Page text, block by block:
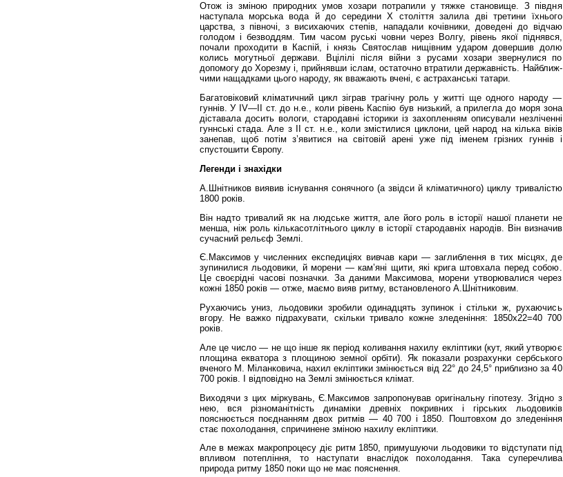
Отож із зміною природних умов хозари потрапили у тяжке становище. З півдня
наступала морська вода й до середини X століття залила дві третини їхнього
царства, з півночі, з висихаю­чих степів, нападали кочівники, до­веде­ні до відчаю
голодом і безводдям. Тим часом руські човни через Волгу, рівень якої піднявся,
почали проходити в Каспій, і князь Святослав нищівним ударом довершив долю
колись могут­ньої держави. Вцілілі після війни з русами хозари звернулися по
допомогу до Хорезму і, прийнявши іслам, оста­точно втратили державність. Найближ­
чими нащадками цього народу, як вва­жають вчені, є астраханські татари.
Багатовіковий кліматичний цикл зі­грав трагічну роль у житті ще одного народу —
гуннів. У IV—II ст. до н.е., коли рівень Каспію був низький, а прилегла до моря зона
діставала до­сить вологи, стародавні історики із за­хоп­лен­ням описували незліченні
гуннські стада. Але з II ст. н.е., ко­ли змістилися циклони, цей народ на кілька віків
занепав, щоб потім з’я­витися на світовій арені уже під іме­нем грізних гуннів і
спустошити Єв­ропу.
Легенди і знахідки
А.Шнітников виявив існування сонячного (а звідси й кліматичного) циклу тривалістю
1800 років.
Він надто тривалий як на людське жит­тя, але його роль в історії нашої пла­нети не
менша, ніж роль кількасотлітнього циклу в історії стародавніх на­родів. Він визначив
сучасний рельєф Землі.
Є.Максимов у численних експедиці­ях вивчав кари — заглиблення в тих місцях, де
зупинилися льодовики, й мо­рени — кам’яні щити, які крига штов­хала перед собою.
Це своєрідні часові позначки. За даними Максимова, мо­рени утворювалися через
кожні 1850 років — отже, маємо вияв ритму, вста­новленого А.Шнітни­ко­вим.
Рухаючись униз, льодовики зробили одинадцять зупинок і стільки ж, рухаю­чись
вгору. Не важко підрахувати, скіль­ки тривало кожне зледеніння: 1850х22=40 700
років.
Але це число — не що інше як період коливання нахилу екліптики (кут, який утворює
площина екватора з пло­щиною земної орбіти). Як показали роз­рахунки сербського
вченого М. Міланковича, нахил екліптики змінюється від 22° до 24,5° приблизно за 40
700 років. І відповідно на Землі змінюється клі­мат.
Виходячи з цих міркувань, Є.Макси­мов запропонував оригінальну гіпотезу. Згідно з
нею, вся різноманітність ди­наміки древніх покривних і гірських льодовиків
пояснюється поєднанням двох ритмів — 40 700 і 1850. Поштов­хом до зледеніння
стає похолодання, спричинене зміною нахилу екліптики.
Але в межах макропроцесу діє ритм 1850, примушуючи льодовики то від­ступати під
впливом потепління, то на­ступати внаслідок похолодання. Така суперечлива
природа ритму 1850 поки що не має пояснення.